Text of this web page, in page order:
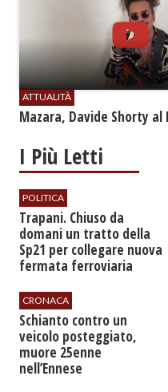
ATTUALITÀ
Mazara, Davide Shorty al
I Più Letti
POLITICA
​Trapani. Chiuso da
domani un tratto della
Sp21 per collegare nuova
fermata ferroviaria
CRONACA
​Schianto contro un
veicolo posteggiato,
muore 25enne
nell’Ennese